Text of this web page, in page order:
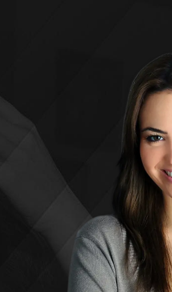
S kým sa chceš zoznámiť?
S MUŽOM SO ŽENOU